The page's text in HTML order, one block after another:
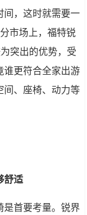
间，这时就需要一
市场上，福特锐
突出的优势，受
谁更符合全家出游
间、座椅、动力等
舒适
是首要考量。锐界